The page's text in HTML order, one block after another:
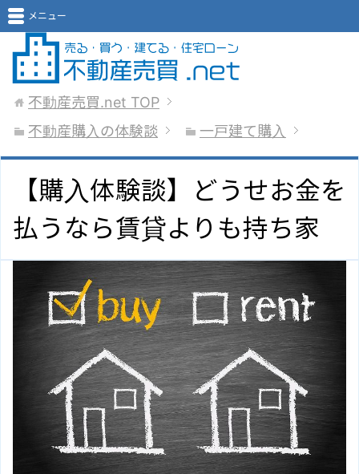
メニュー
不動産売買.net TOP
不動産購入の体験談
一戸建て購入
【購入体験談】どうせお金を
払うなら賃貸よりも持ち家